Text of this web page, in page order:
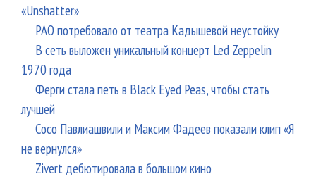
«Unshatter»
РАО потребовало от театра Кадышевой неустойку
В сеть выложен уникальный концерт Led Zeppelin
1970 года
Ферги стала петь в Black Eyed Peas, чтобы стать
лучшей
Сосо Павлиашвили и Максим Фадеев показали клип «Я
не вернулся»
Zivert дебютировала в большом кино